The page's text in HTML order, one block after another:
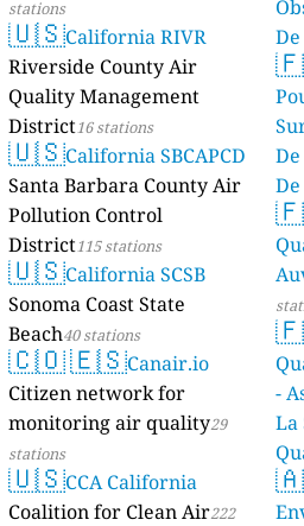
stations
🇺🇸California RIVR
Riverside County Air
Quality Management
District16 stations
🇺🇸California SBCAPCD
Santa Barbara County Air
Pollution Control
District115 stations
🇺🇸California SCSB
Sonoma Coast State
Beach40 stations
🇨🇴🇪🇸Canair.io
Citizen network for
monitoring air quality29
stations
🇺🇸CCA California
Coalition for Clean Air222
-
La